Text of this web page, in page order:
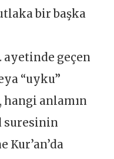
bir başka
ayetinde geçen
“uyku”
hangi anlamın
suresinin
Kur’an’da